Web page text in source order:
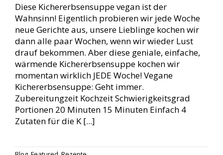
Diese Kichererbsensuppe vegan ist der
Wahnsinn! Eigentlich probieren wir jede Woche
neue Gerichte aus, unsere Lieblinge kochen wir
dann alle paar Wochen, wenn wir wieder Lust
drauf bekommen. Aber diese geniale, einfache,
wärmende Kichererbsensuppe kochen wir
momentan wirklich JEDE Woche! Vegane
Kichererbsensuppe: Geht immer.
Zubereitungzeit Kochzeit Schwierigkeitsgrad
Portionen 20 Minuten 15 Minuten Einfach 4
Zutaten für die K [...]